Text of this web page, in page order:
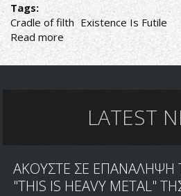
Tags:
Cradle of filth Existence Is Futile
Read more about
ΟΛΑ
ΕΙΝΑΙ
LATEST
ΑΚΟΥΣΤΕ ΣΕ
"THIS IS HEAVY METAL"